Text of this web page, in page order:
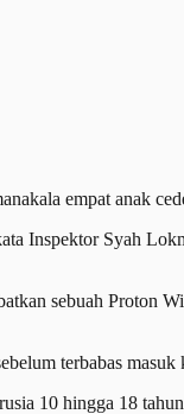
empat anak
Inspektor Syah
sebuah Proton
terbabas
10 hingga 18